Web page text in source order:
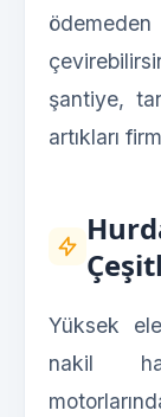
şantiye,
artıkları
Yüksek
nakil